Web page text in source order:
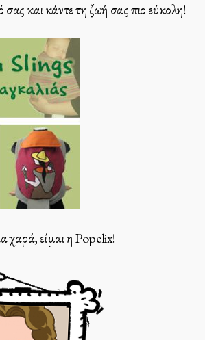
και κάντε τη ζωή σας πιο εύκολη!
χαρά, είμαι η Popelix!